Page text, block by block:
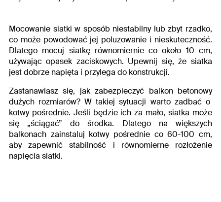
Mocowanie siatki w sposób niestabilny lub zbyt rzadko,
co może powodować jej poluzowanie i nieskuteczność.
Dlatego mocuj siatkę równomiernie co około 10 cm,
używając opasek zaciskowych. Upewnij się, że siatka
jest dobrze napięta i przylega do konstrukcji.
Zastanawiasz się, jak zabezpieczyć balkon betonowy
dużych rozmiarów? W takiej sytuacji warto zadbać o
kotwy pośrednie. Jeśli będzie ich za mało, siatka może
się „ściągać” do środka. Dlatego na większych
balkonach zainstaluj kotwy pośrednie co 60-100 cm,
aby zapewnić stabilność i równomierne rozłożenie
napięcia siatki.